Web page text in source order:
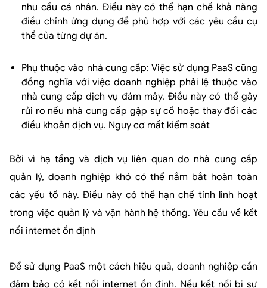
nhu cầu cá nhân. Điều này có thể hạn chế khả năng
điều chỉnh ứng dụng để phù hợp với các yêu cầu cụ
thể của từng dự án.
Phụ thuộc vào nhà cung cấp: Việc sử dụng PaaS cũng
đồng nghĩa với việc doanh nghiệp phải lệ thuộc vào
nhà cung cấp dịch vụ đám mây. Điều này có thể gây
rủi ro nếu nhà cung cấp gặp sự cố hoặc thay đổi các
điều khoản dịch vụ. Nguy cơ mất kiểm soát
Bởi vì hạ tầng và dịch vụ liên quan do nhà cung cấp
quản lý, doanh nghiệp khó có thể nắm bắt hoàn toàn
các yếu tố này. Điều này có thể hạn chế tính linh hoạt
trong việc quản lý và vận hành hệ thống. Yêu cầu về kết
nối internet ổn định
Để sử dụng PaaS một cách hiệu quả, doanh nghiệp cần
đảm bảo có kết nối internet ổn định. Nếu kết nối bị sự